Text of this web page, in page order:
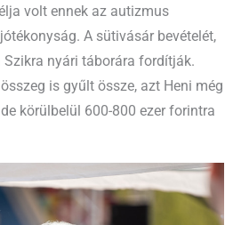
volt ennek az autizmus
A sütivásár bevételét,
nyári táborára fordítják.
is gyűlt össze, azt Heni még
körülbelül 600-800 ezer forintra